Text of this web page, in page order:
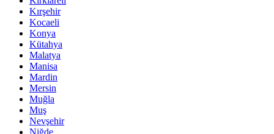
Kırşehir
Kocaeli
Konya
Kütahya
Malatya
Manisa
Mardin
Mersin
Muğla
Muş
Nevşehir
Niğde